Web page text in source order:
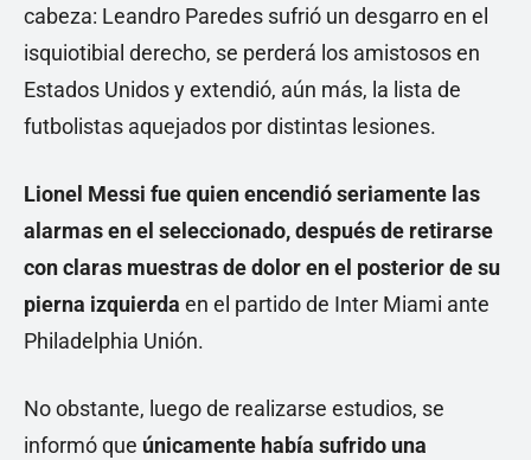
cabeza: Leandro Paredes sufrió un desgarro en el
isquiotibial derecho, se perderá los amistosos en
Estados Unidos y extendió, aún más, la lista de
futbolistas aquejados por distintas lesiones.
Lionel Messi fue quien encendió seriamente las
alarmas en el seleccionado, después de retirarse
con claras muestras de dolor en el posterior de su
pierna izquierda en el partido de Inter Miami ante
Philadelphia Unión.
No obstante, luego de realizarse estudios, se
informó que únicamente había sufrido una